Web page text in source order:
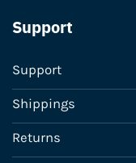
Support
Support
Shippings
Returns